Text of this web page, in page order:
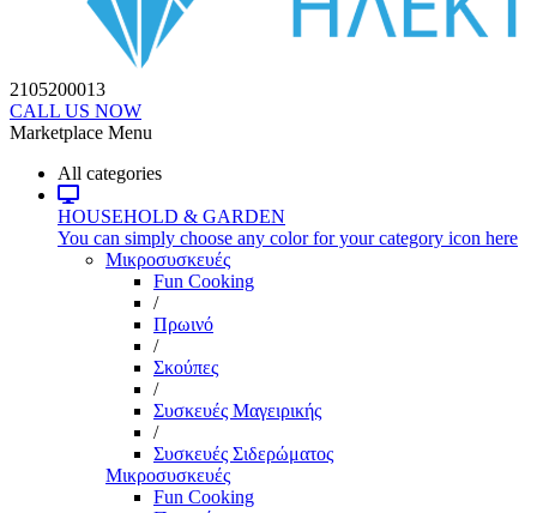
2105200013
CALL US NOW
Marketplace Menu
All categories
HOUSEHOLD & GARDEN
You can simply choose any color for your category icon here
Μικροσυσκευές
Fun Cooking
/
Πρωινό
/
Σκούπες
/
Συσκευές Μαγειρικής
/
Συσκευές Σιδερώματος
Μικροσυσκευές
Fun Cooking